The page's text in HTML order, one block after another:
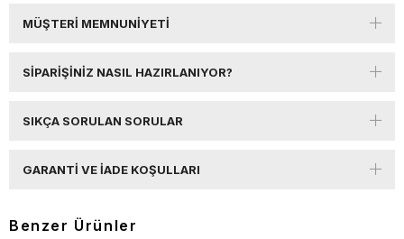
MÜŞTERI MEMNUNIYETI
SIPARIŞINIZ NASIL HAZIRLANIYOR?
SIKÇA SORULAN SORULAR
GARANTI VE İADE KOŞULLARI
Benzer Ürünler